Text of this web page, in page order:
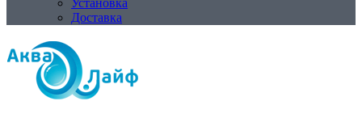
Установка
Доставка